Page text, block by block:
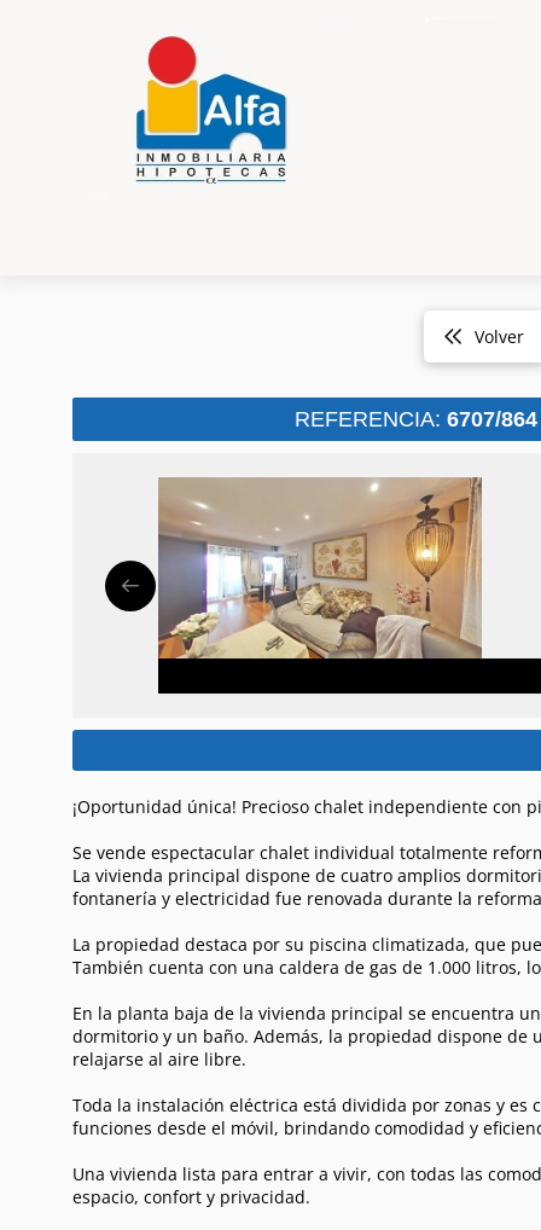
Volver
REFERENCIA: 6707/864
¡Oportunidad única! Precioso chalet independiente con
Se vende espectacular chalet individual totalmente
La vivienda principal dispone de cuatro amplios
fontanería y electricidad fue renovada durante la
La propiedad destaca por su piscina climatizada, que
También cuenta con una caldera de gas de 1.000 litros,
En la planta baja de la vivienda principal se encuentra
dormitorio y un baño. Además, la propiedad dispone
relajarse al aire libre.
Toda la instalación eléctrica está dividida por zonas y
funciones desde el móvil, brindando comodidad y
Una vivienda lista para entrar a vivir, con todas las
espacio, confort y privacidad.